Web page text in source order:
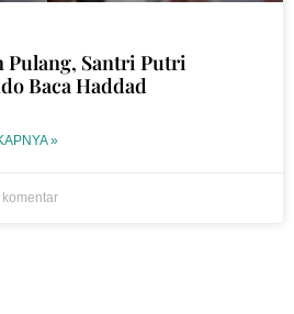
Pulang, Santri Putri
Baca Haddad
»